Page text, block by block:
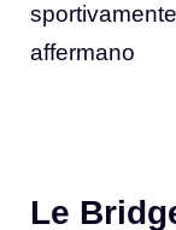
affermano
Le